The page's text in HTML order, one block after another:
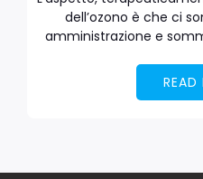
dell’ozono è che ci
amministrazione e
READ